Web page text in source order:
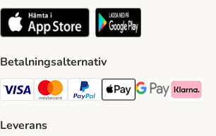
Betalningsalternativ
VISA Payment Method
Mastercard Payment Method
Paypal Payment Method
Apple Pay Payment
Google PayKlarna
Leverans